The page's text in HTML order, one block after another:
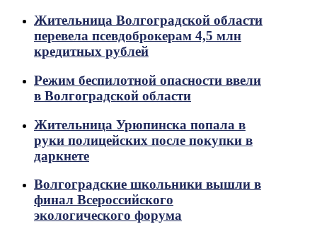
Жительница Волгоградской области
перевела псевдоброкерам 4,5 млн
кредитных рублей
Режим беспилотной опасности ввели
в Волгоградской области
Жительница Урюпинска попала в
руки полицейских после покупки в
даркнете
Волгоградские школьники вышли в
финал Всероссийского
экологического форума